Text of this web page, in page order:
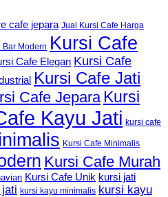
cafe jepara Jual Kursi Cafe Harga
Bar Modern Kursi Cafe
Cafe Elegan Kursi Cafe
Kursi Cafe Jati
Cafe Jepara Kursi
Kayu Jati kursi cafe
Kursi Cafe Minimalis
Kursi Cafe Murah
Kursi Cafe Unik kursi jati
kursi kayu minimalis kursi kayu